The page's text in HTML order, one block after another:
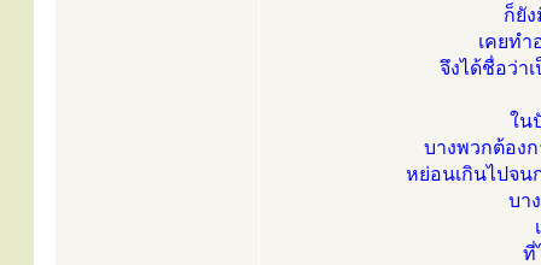
ก็ยั
เคยท
จึงได้ชื่อว่า
ใน
บางพวกต้อง
หย่อนเกินไปจน
บา
ที่